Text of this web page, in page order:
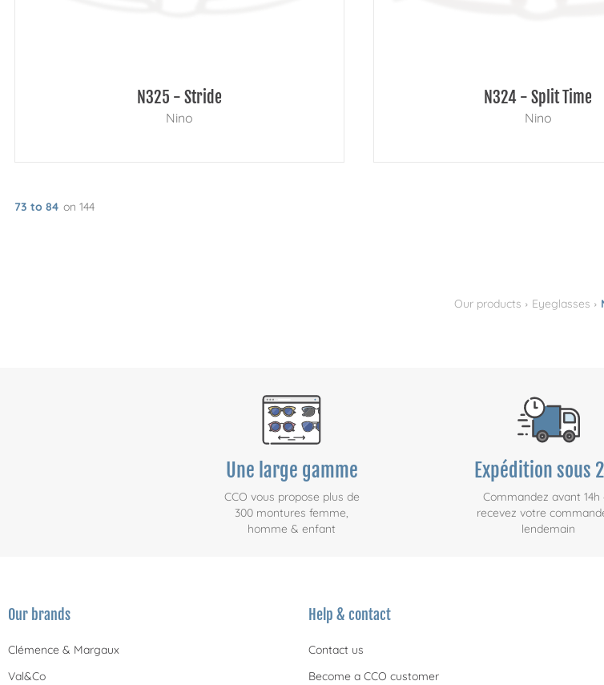
Our products › Eyeglasses ›
N325 - Stride
Nino
N324 - Split Time
Nino
73 to 84 on 144
Une large gamme
CCO vous propose plus de
300 montures femme,
homme & enfant
Expédition sous
Commandez avant 14h
recevez votre
lendemain
Our brands
Clémence & Margaux
Val&Co
Help & contact
Contact us
Become a CCO customer